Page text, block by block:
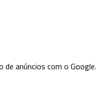
de anúncios com o Google.